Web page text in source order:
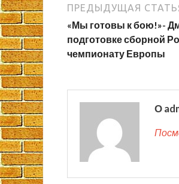
ПРЕДЫДУЩАЯ
«Мы готовы к бою!»-
подготовке сборной
чемпионату Европы
О